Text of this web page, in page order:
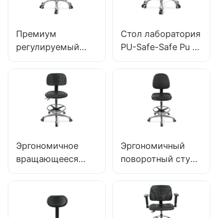
IC003
Премиум
регулируемый
поворотный стул
с ручкой,
межгальное
пенопластовое
сиденье & PU Lab
Stul Design Design
кольцом ноги &
Хромированное 5-
звездочное
Ultimate Comfort
Стол лаборатория
PU-Safe-Safe Pu с
газовым
подъемом &
Регулировка
высоты кольца.
Эргономичное
вращающееся
кресло премиум-
регулируемой
спинкой из
Эргономичный
поворотный стул
PU с спинкой &
интеграл
пенопласта,
регулируемое